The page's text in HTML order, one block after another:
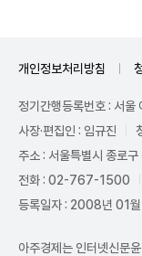
개인정보처리방침
정기간행등록번호 : 서
사장·편집인 : 임규진
주소 : 서울특별시 종로
전화 : 02-767-1500
등록일자 : 2008년 01
아주경제는 인터넷신문